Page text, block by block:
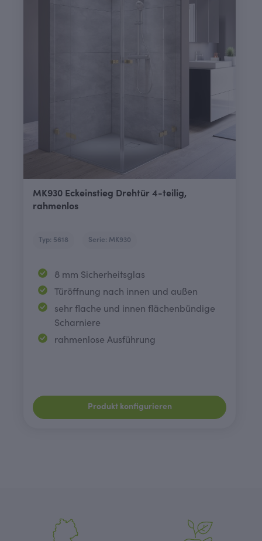
MK930 Eckeinstieg Drehtür 4-teilig,
rahmenlos
Typ: 5618 Serie: MK930
8 mm Sicherheitsglas
Türöffnung nach innen und außen
sehr flache und innen flächenbündige
Scharniere
rahmenlose Ausführung
Produkt konfigurieren